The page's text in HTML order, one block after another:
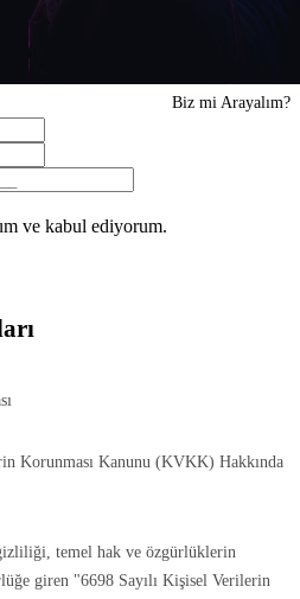
Biz mi Arayalım?
ve kabul ediyorum.
Korunması Kanunu (KVKK) Hakkında
temel hak ve özgürlüklerin
giren "6698 Sayılı Kişisel Verilerin